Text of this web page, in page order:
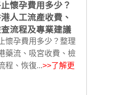
懷孕費用多少？
人工流產收費、
流程及專業建議
懷孕費用多少？整理
藥流、吸宮收費、檢
程、恢復...>>了解更